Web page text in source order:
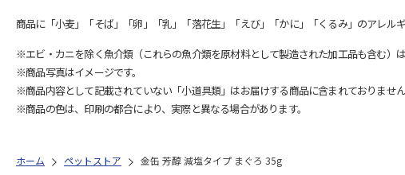
商品に「小麦」「そば」「卵」「乳」「落花生」「えび」「かに」「くるみ」のアレル
※エビ・カニを除く魚介類（これらの魚介類を原材料として製造された加工品も含む）
※商品写真はイメージです。
※商品内容として記載されていない「小道具類」はお届けする商品に含まれておりません
※商品の色は、印刷の都合により、実際と異なる場合があります。
ホーム ペットストア 金缶 芳醇 減塩タイプ まぐろ 35g